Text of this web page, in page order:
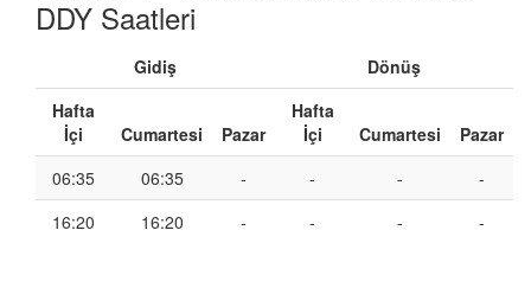
DDY Saatleri
Gidiş
Dönüş
Hafta
İçi
Cumartesi Pazar
Hafta
İçi
Cumartesi
Pazar
06:35
06:35 - - -
-
16:20
16:20 - - - -